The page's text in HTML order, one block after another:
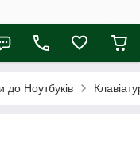
до Ноутбуків